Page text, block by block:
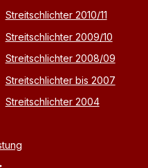
Streitschlichter 2010/11
Streitschlichter 2009/10
Streitschlichter 2008/09
Streitschlichter bis 2007
Streitschlichter 2004